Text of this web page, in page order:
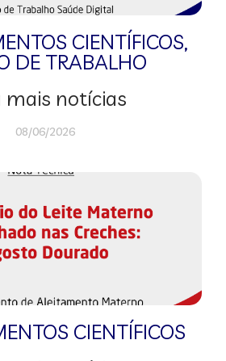
CIENTÍFICOS,
DE TRABALHO
mais notícias
08/06/2026
CIENTÍFICOS